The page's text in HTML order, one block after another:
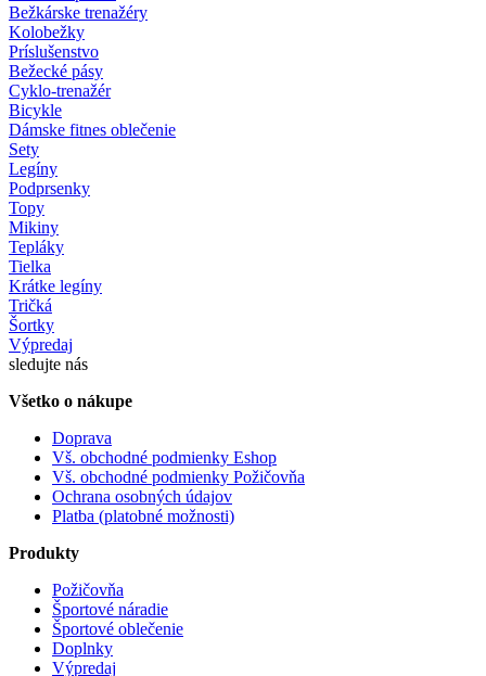
Bežkárske trenažéry
Kolobežky
Príslušenstvo
Bežecké pásy
Cyklo-trenažér
Bicykle
Dámske fitnes oblečenie
Sety
Legíny
Podprsenky
Topy
Mikiny
Tepláky
Tielka
Krátke legíny
Tričká
Šortky
Výpredaj
sledujte nás
Všetko o nákupe
Doprava
Vš. obchodné podmienky Eshop
Vš. obchodné podmienky Požičovňa
Ochrana osobných údajov
Platba (platobné možnosti)
Produkty
Požičovňa
Športové náradie
Športové oblečenie
Doplnky
Výpredaj